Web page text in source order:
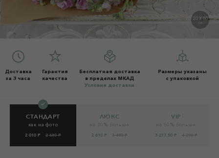
20 X 60
СМ
Доставка
за 3 часа
Гарантия
качества
Бесплатная доставка
в пределах МКАД
Условия доставки
Размеры указаны
с упаковкой
СТАНДАРТ
как на фото
2 010 Р 2 680 Р
ЛЮКС
2 610 Р 3 480 Р
VIP
3 217.50 Р 4 290 Р